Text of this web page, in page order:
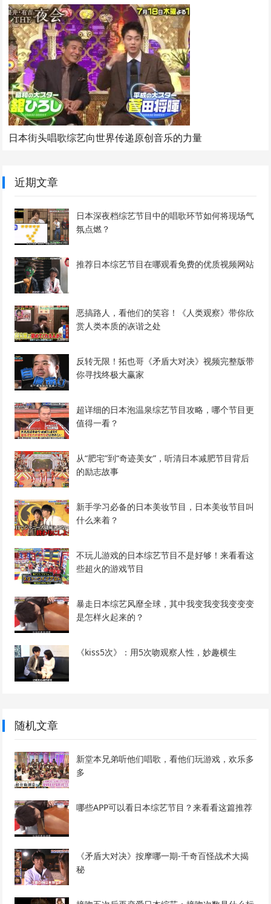
日本街头唱歌综艺向世界传递原创音乐的力量
近期文章
日本深夜档综艺节目中的唱歌环节如何将现场气
氛点燃？
推荐日本综艺节目在哪观看免费的优质视频网站
恶搞路人，看他们的笑容！《人类观察》带你欣
赏人类本质的诙谐之处
反转无限！拓也哥《矛盾大对决》视频完整版带
你寻找终极大赢家
超详细的日本泡温泉综艺节目攻略，哪个节目更
值得一看？
从“肥宅”到“奇迹美女”，听清日本减肥节目背后
的励志故事
新手学习必备的日本美妆节目，日本美妆节目叫
什么来着？
不玩儿游戏的日本综艺节目不是好够！来看看这
些超火的游戏节目
暴走日本综艺风靡全球，其中我变我变我变变变
是怎样火起来的？
《kiss5次》：用5次吻观察人性，妙趣横生
随机文章
新堂本兄弟听他们唱歌，看他们玩游戏，欢乐多
多
哪些APP可以看日本综艺节目？来看看这篇推荐
《矛盾大对决》按摩哪一期-千奇百怪战术大揭
秘